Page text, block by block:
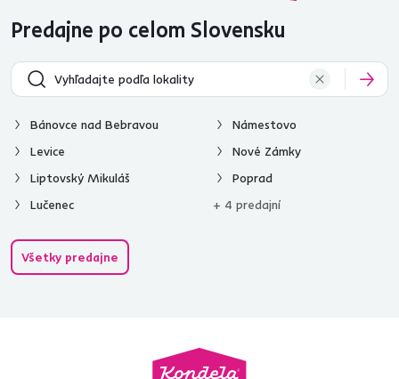
Predajne po celom Slovensku
Bánovce nad Bebravou
Levice
Liptovský Mikuláš
Lučenec
Námestovo
Nové Zámky
Poprad
+ 4 predajní
Všetky predajne